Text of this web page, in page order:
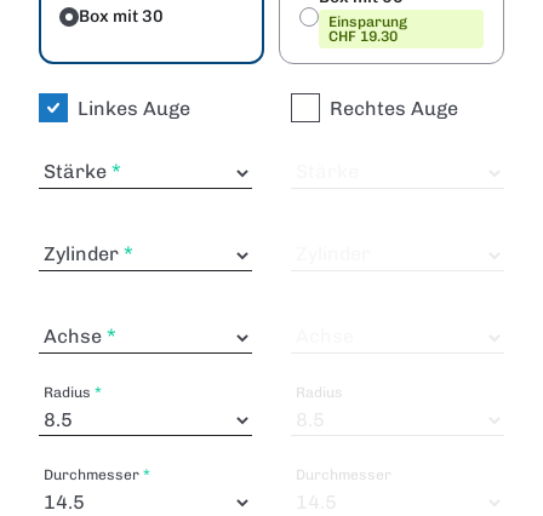
Box mit 30
Einsparung
CHF 19.30
Linkes Auge
Stärke
Zylinder
Achse
Radius
Durchmesser
Rechtes Auge
Radius
Durchmesser